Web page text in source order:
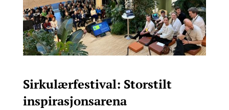
Sirkulærfestival: Storstilt
inspirasjonsarena